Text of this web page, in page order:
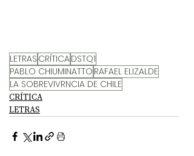
LETRAS CRÍTICADSTQ1
PABLO CHIUMINATTO RAFAEL ELIZALDE
LA SOBREVIVRNCIA DE CHILE
CRÍTICA
LETRAS